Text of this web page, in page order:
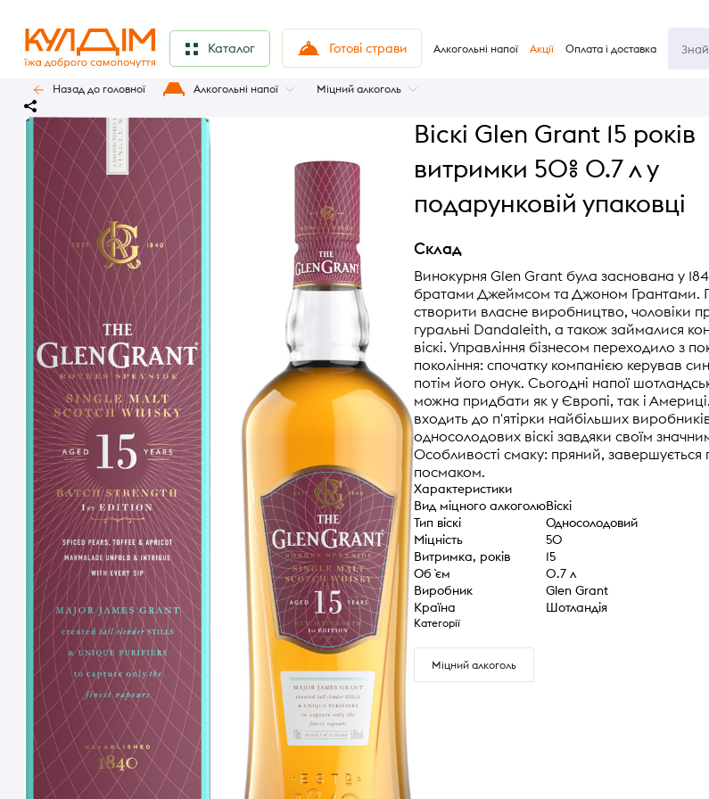
Каталог Готові страви Алкогольні напої Акції Оплата і доставка
Назад до головної Алкогольні напої Міцний алкоголь
Віскі Glen Grant 15 років
витримки 50% 0.7 л у
подарунковій упаковці
Склад
Винокурня Glen Grant була заснована у
братами Джеймсом та Джоном Грантами.
створити власне виробництво, чоловіки
гуральні Dandaleith, а також займалися
віскі. Управління бізнесом переходило з
покоління: спочатку компанією керував
потім його онук. Сьогодні напої
можна придбати як у Європі, так і
входить до п'ятірки найбільших
односолодових віскі завдяки своїм
Особливості смаку: пряний,
посмаком.
Характеристики
Вид міцного алкоголюВіскі
Тип віскі
Односолодовий
Міцність
50
Витримка, років
15
Об `єм
0.7 л
Виробник
Glen Grant
Країна
Шотландія
Категорії
Міцний алкоголь